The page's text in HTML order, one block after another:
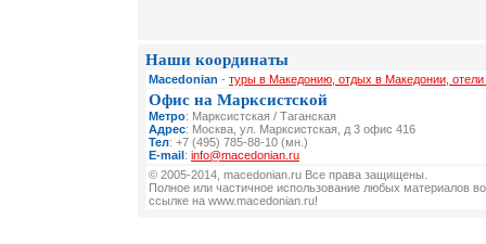
Наши координаты
Macedonian - туры в Македонию, отдых в Македонии,
Офис на Марксистской
Метро: Марксистская / Таганская
Адрес: Москва, ул. Марксистская, д 3 офис 416
Тел: +7 (495) 785-88-10 (мн.)
E-mail: info@macedonian.ru
© 2005-2014, macedonian.ru Все права защищены.
Полное или частичное использование любых материалов
ссылке на www.macedonian.ru!